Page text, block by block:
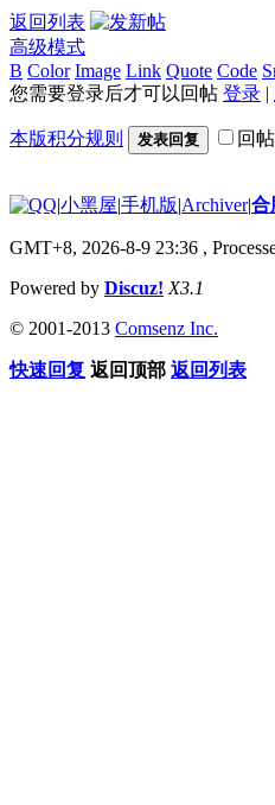
返回列表
高级模式
B Color Image Link Quote Code
您需要登录后才可以回帖 登录 |
本版积分规则 发表回复 回
|小黑屋|手机版|Archiver|合
GMT+8, 2026-8-9 23:36 ,
Powered by Discuz! X3.1
© 2001-2013 Comsenz Inc.
快速回复 返回顶部 返回列表